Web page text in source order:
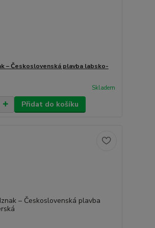
– Československá plavba labsko-
Skladem
Přidat do košíku